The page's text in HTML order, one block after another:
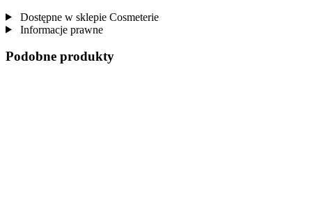
Dostępne w sklepie Cosmeterie
Informacje prawne
Podobne produkty